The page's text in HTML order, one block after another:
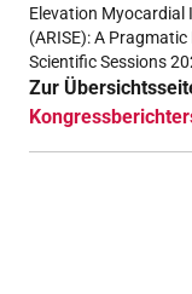
Elevation
(ARISE): A
Scientific Sessions
Zur